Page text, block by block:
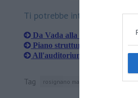
Ti potrebbe interessare
Da Vada alla Mazzanta
Piano strutturale, tanti spunti
All'auditorium si parla del
Tag rosignano marittimo secche di